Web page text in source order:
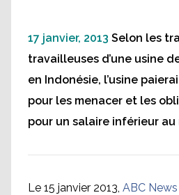
17 janvier, 2013 Selon les
travailleuses d’une usine
en Indonésie, l’usine
pour les menacer et les
pour un salaire inférieur au
Le 15 janvier 2013, ABC